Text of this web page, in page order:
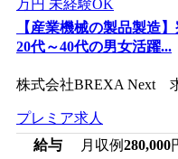
【産業機械の製品製造
20代～40代の男女活躍...
株式会社BREXA Next
プレミア求人
給与
月収例280,000